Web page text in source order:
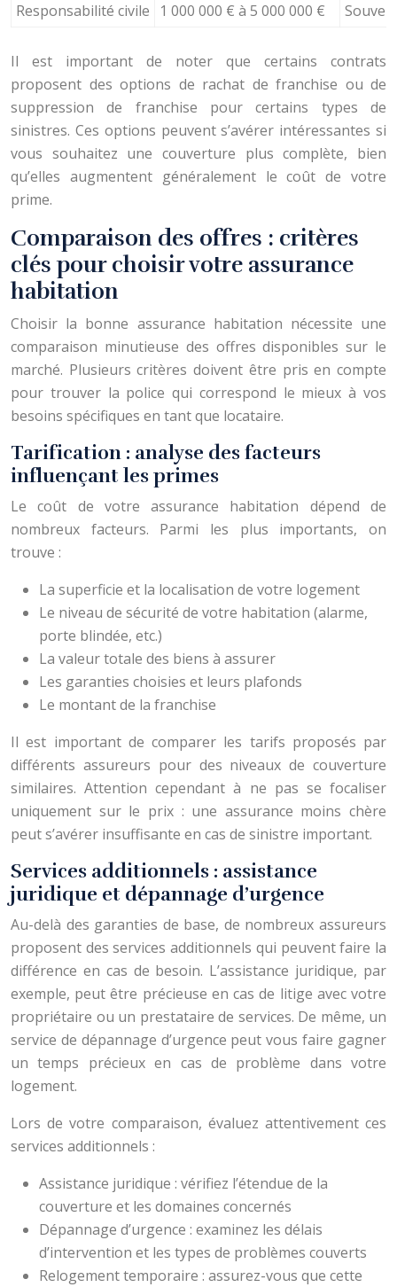
Responsabilité civile 1 000 000 € à 5 000 000 €
Il est important de noter que certains contrats
proposent des options de rachat de franchise ou de
suppression de franchise pour certains types de
sinistres. Ces options peuvent s’avérer intéressantes si
vous souhaitez une couverture plus complète, bien
qu’elles augmentent généralement le coût de votre
prime.
Comparaison des offres : critères
clés pour choisir votre assurance
habitation
Choisir la bonne assurance habitation nécessite une
comparaison minutieuse des offres disponibles sur le
marché. Plusieurs critères doivent être pris en compte
pour trouver la police qui correspond le mieux à vos
besoins spécifiques en tant que locataire.
Tarification : analyse des facteurs
influençant les primes
Le coût de votre assurance habitation dépend de
nombreux facteurs. Parmi les plus importants, on
trouve :
La superficie et la localisation de votre logement
Le niveau de sécurité de votre habitation (alarme,
porte blindée, etc.)
La valeur totale des biens à assurer
Les garanties choisies et leurs plafonds
Le montant de la franchise
Il est important de comparer les tarifs proposés par
différents assureurs pour des niveaux de couverture
similaires. Attention cependant à ne pas se focaliser
uniquement sur le prix : une assurance moins chère
peut s’avérer insuffisante en cas de sinistre important.
Services additionnels : assistance
juridique et dépannage d’urgence
Au-delà des garanties de base, de nombreux assureurs
proposent des services additionnels qui peuvent faire la
différence en cas de besoin. L’assistance juridique, par
exemple, peut être précieuse en cas de litige avec votre
propriétaire ou un prestataire de services. De même, un
service de dépannage d’urgence peut vous faire gagner
un temps précieux en cas de problème dans votre
logement.
Lors de votre comparaison, évaluez attentivement ces
services additionnels :
Assistance juridique : vérifiez l’étendue de la
couverture et les domaines concernés
Dépannage d’urgence : examinez les délais
d’intervention et les types de problèmes couverts
Relogement temporaire : assurez-vous que cette